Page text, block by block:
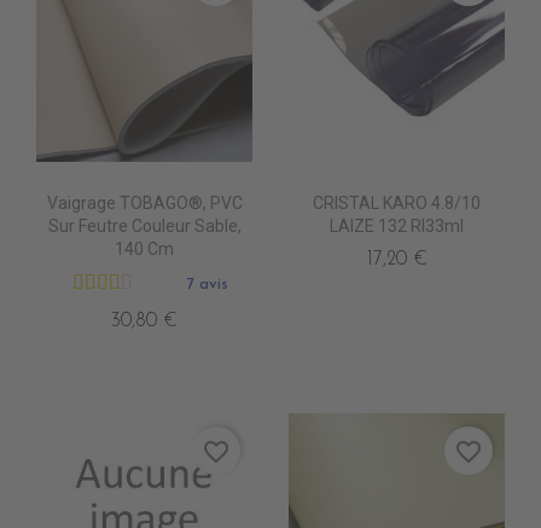
Vaigrage TOBAGO®, PVC
Sur Feutre Couleur Sable,
140 Cm
7 avis
30,80 €
CRISTAL KARO 4.8/10
LAIZE 132 Rl33ml
17,20 €
favorite_border favorite_border